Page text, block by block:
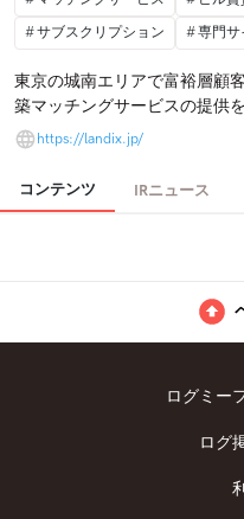
サブスクリプション
専門サ
東京の城南エリアで富裕層顧
築マッチングサービスの提供を
https://landix.jp/
コンテンツ IRニュース
ログミー
ログ